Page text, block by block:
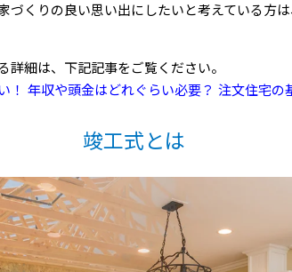
づくりの良い思い出にしたいと考えている方
細は、下記記事をご覧ください。
！ 年収や頭金はどれぐらい必要？ 注文住宅の
竣工式とは